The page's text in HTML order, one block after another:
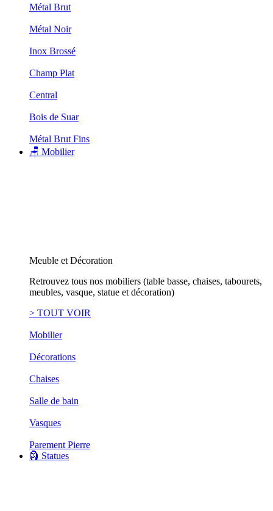
Métal Brut
Métal Noir
Inox Brossé
Champ Plat
Central
Bois de Suar
Métal Brut Fins
🪑 Mobilier
Meuble et Décoration
Retrouvez tous nos mobiliers (table basse, chaises, tabourets,
meubles, vasque, statue et décoration)
> TOUT VOIR
Mobilier
Décorations
Chaises
Salle de bain
Vasques
Parement Pierre
🗿 Statues